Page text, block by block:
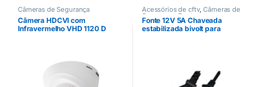
Câmeras de Segurança
Câmera HDCVI com
Infravermelho VHD 1120 D
Acessórios de cftv,Câmeras de
Segurança,Fontes
Fonte 12V 5A Chaveada
estabilizada bivolt para